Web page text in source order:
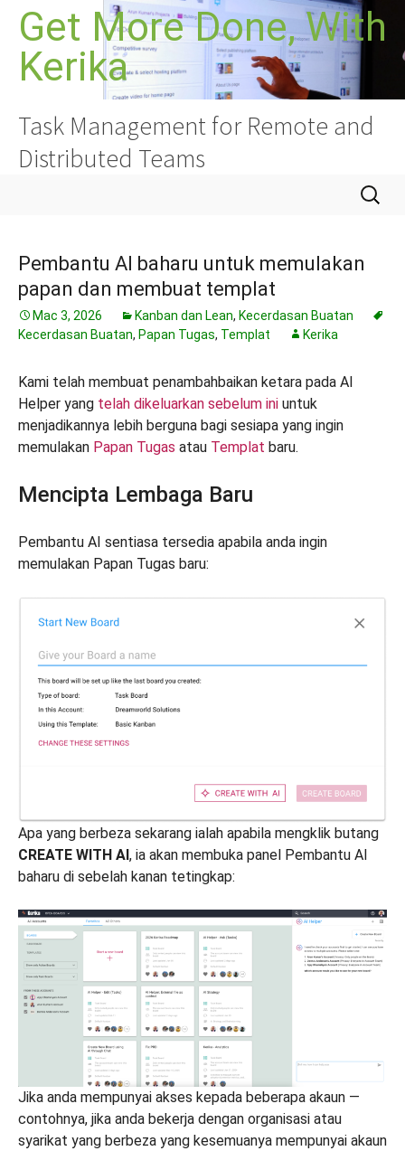
Langkau
kandungan
Get More Done, With
Kerika
Task Management for Remote and
Distributed Teams
Cari:
Pembantu AI baharu untuk memulakan
papan dan membuat templat
Mac 3, 2026 Kanban dan Lean, Kecerdasan Buatan
Kecerdasan Buatan, Papan Tugas, Templat Kerika
Kami telah membuat penambahbaikan ketara pada AI
Helper yang telah dikeluarkan sebelum ini untuk
menjadikannya lebih berguna bagi sesiapa yang ingin
memulakan Papan Tugas atau Templat baru.
Mencipta Lembaga Baru
Pembantu AI sentiasa tersedia apabila anda ingin
memulakan Papan Tugas baru:
Apa yang berbeza sekarang ialah apabila mengklik butang
CREATE WITH AI, ia akan membuka panel Pembantu AI
baharu di sebelah kanan tetingkap:
Jika anda mempunyai akses kepada beberapa akaun —
contohnya, jika anda bekerja dengan organisasi atau
syarikat yang berbeza yang kesemuanya mempunyai akaun